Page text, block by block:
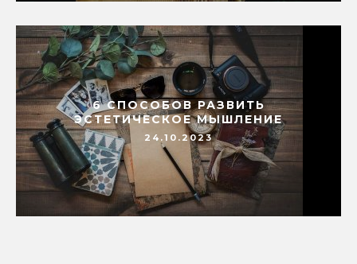
6 СПОСОБОВ РАЗВИТЬ
ЭСТЕТИЧЕСКОЕ МЫШЛЕНИЕ
24.10.2023